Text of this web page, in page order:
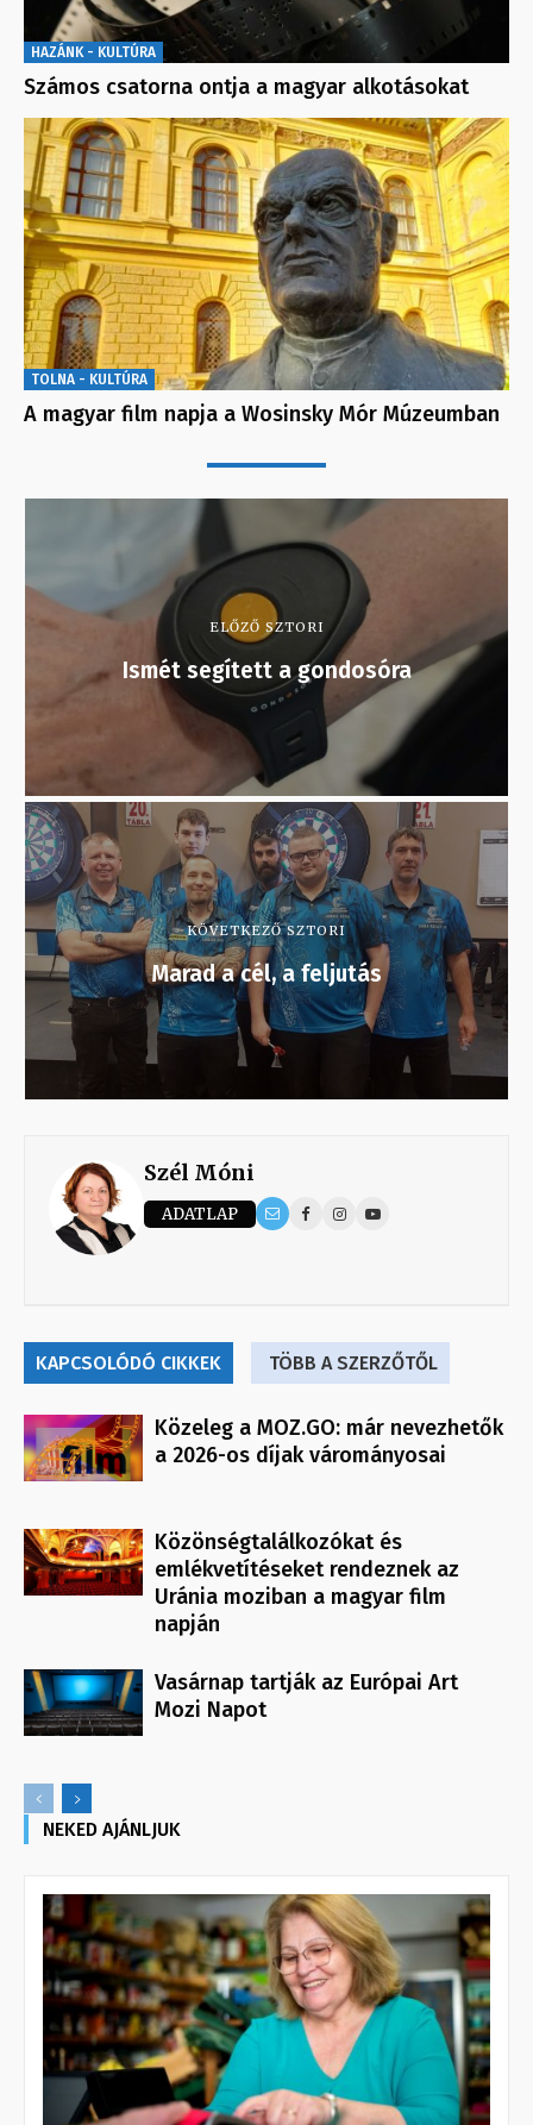
HAZÁNK - KULTÚRA
Számos csatorna ontja a magyar alkotásokat
TOLNA - KULTÚRA
A magyar film napja a Wosinsky Mór Múzeumban
ELŐZŐ SZTORI
Ismét segített a gondosóra
KÖVETKEZŐ SZTORI
Marad a cél, a feljutás
Szél Móni
ADATLAP
KAPCSOLÓDÓ CIKKEK TÖBB A SZERZŐTŐL
Közeleg a MOZ.GO: már nevezhetők
a 2026-os díjak várományosai
Közönségtalálkozókat és
emlékvetítéseket rendeznek az
Uránia moziban a magyar film
napján
Vasárnap tartják az Európai Art
Mozi Napot
NEKED AJÁNLJUK